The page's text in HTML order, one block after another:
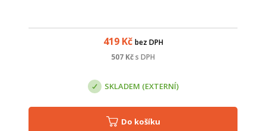
419Kč bez DPH
507 Kčs DPH
SKLADEM (EXTERNÍ)
Do košíku